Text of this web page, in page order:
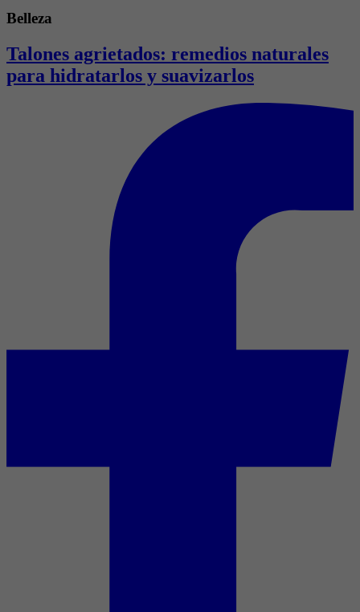
Belleza
Talones agrietados: remedios naturales
para hidratarlos y suavizarlos